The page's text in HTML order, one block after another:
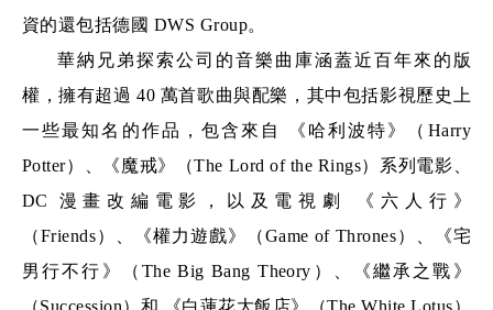
資的還包括德國 DWS Group。
華納兄弟探索公司的音樂曲庫涵蓋近百年來的版
權，擁有超過 40 萬首歌曲與配樂，其中包括影視歷史上
一些最知名的作品，包含來自 《哈利波特》（Harry
Potter）、《魔戒》（The Lord of the Rings）系列電影、
DC 漫畫改編電影，以及電視劇 《六人行》
（Friends）、《權力遊戲》（Game of Thrones）、《宅
男行不行》（The Big Bang Theory）、《繼承之戰》
（Succession）和 《白蓮花大飯店》（The White Lotus）